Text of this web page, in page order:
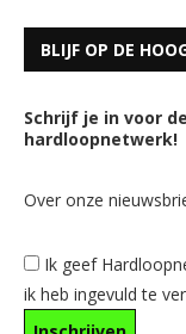
BLIJF OP DE
Schrijf je in voor
hardloopnetwerk!
Over onze
Ik geef
ik heb ingevuld te